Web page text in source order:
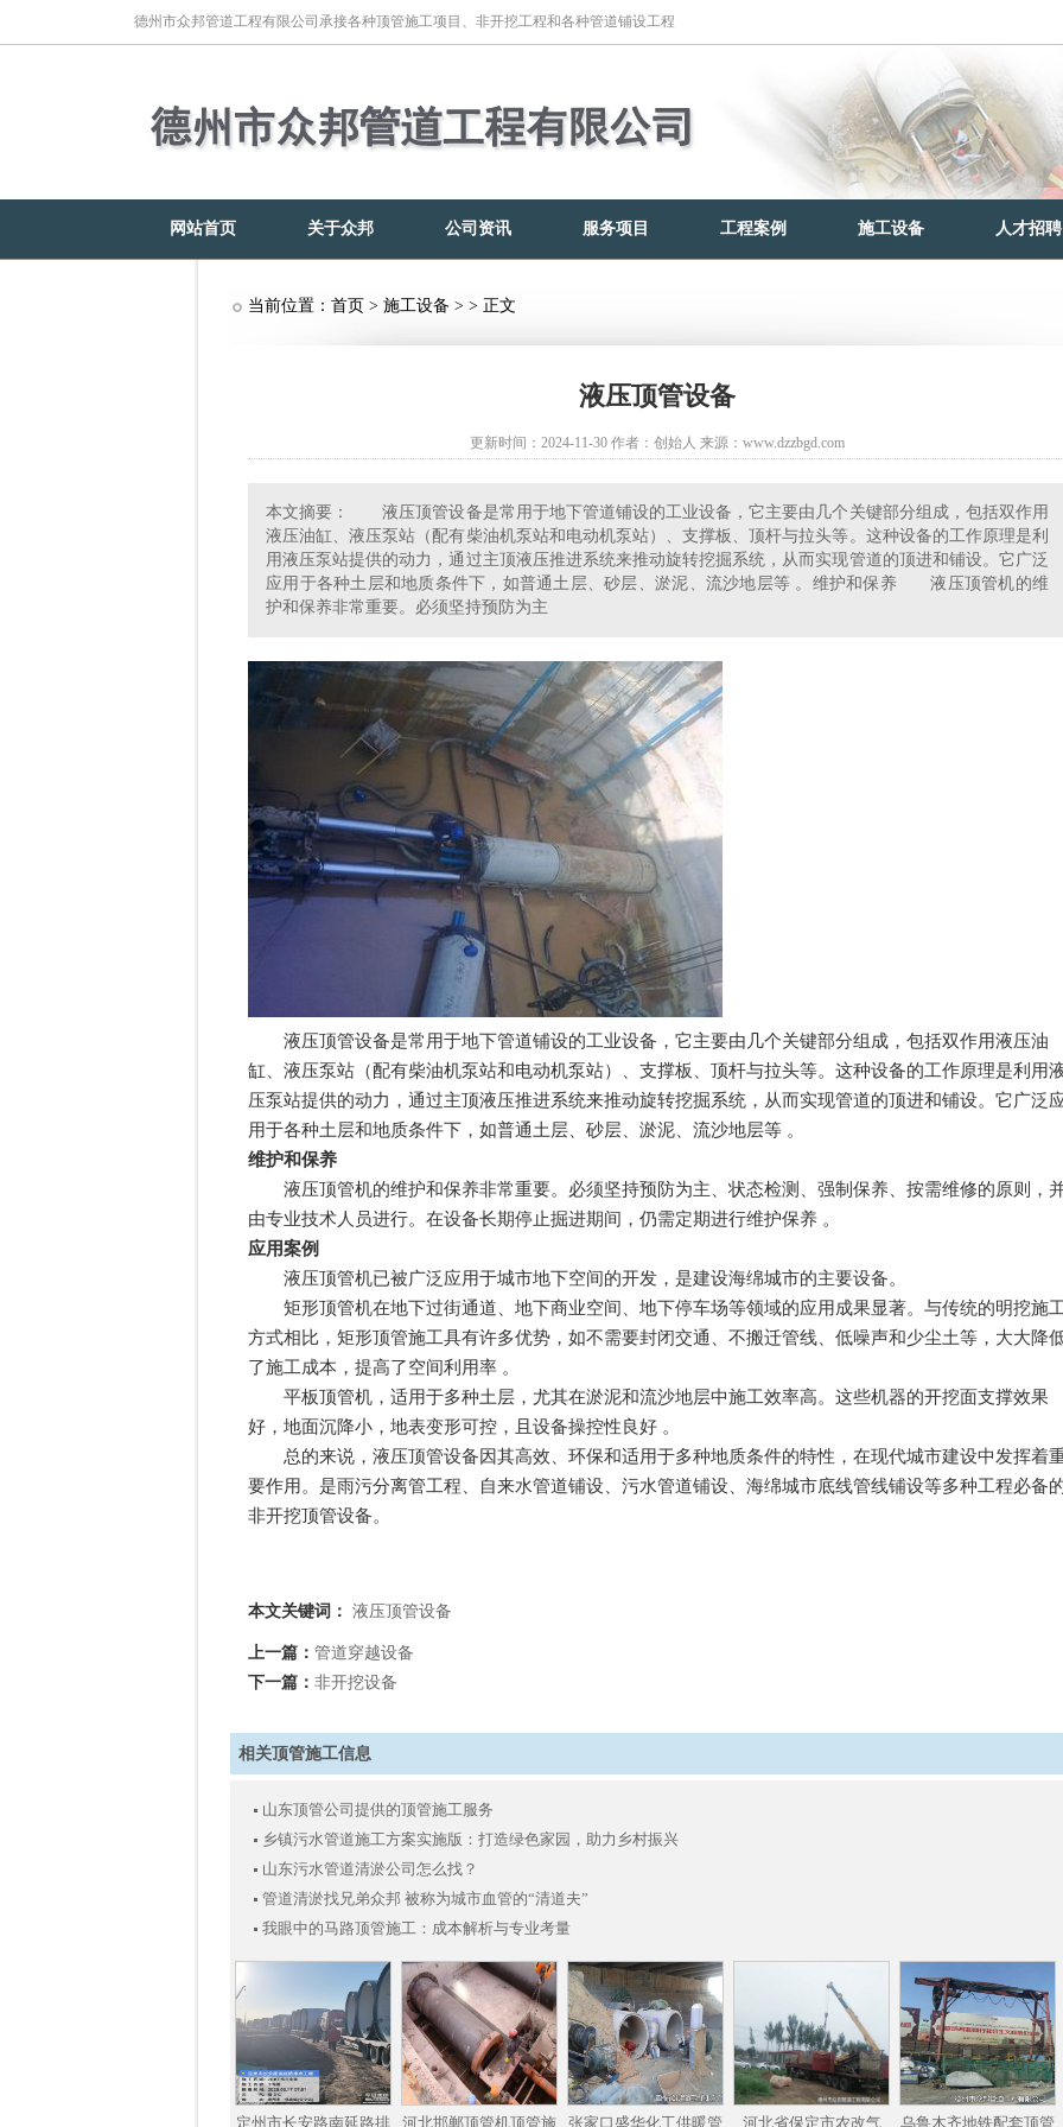
德州市众邦管道工程有限公司承接各种顶管施工项目、非开挖工程和各种管道铺设工程
网站首页 关于众邦 公司资讯 服务项目 工程案例 施工设备 人才招聘
当前位置： 首页 > 施工设备 > > 正文
液压顶管设备
更新时间：2024-11-30 作者：创始人 来源：www.dzzbgd.com
本文摘要： 液压顶管设备是常用于地下管道铺设的工业设备，它主要由几个关键部分组成，包括双作用
液压油缸、液压泵站（配有柴油机泵站和电动机泵站）、支撑板、顶杆与拉头等。这种设备的工作原理是利
用液压泵站提供的动力，通过主顶液压推进系统来推动旋转挖掘系统，从而实现管道的顶进和铺设。它广泛
应用于各种土层和地质条件下，如普通土层、砂层、淤泥、流沙地层等 。维护和保养 液压顶管机的维
护和保养非常重要。必须坚持预防为主
液压顶管设备是常用于地下管道铺设的工业设备，它主要由几个关键部分组成，包括双作用液压油
缸、液压泵站（配有柴油机泵站和电动机泵站）、支撑板、顶杆与拉头等。这种设备的工作原理是利用
压泵站提供的动力，通过主顶液压推进系统来推动旋转挖掘系统，从而实现管道的顶进和铺设。它广泛
用于各种土层和地质条件下，如普通土层、砂层、淤泥、流沙地层等 。
维护和保养
液压顶管机的维护和保养非常重要。必须坚持预防为主、状态检测、强制保养、按需维修的原则，
由专业技术人员进行。在设备长期停止掘进期间，仍需定期进行维护保养 。
应用案例
液压顶管机已被广泛应用于城市地下空间的开发，是建设海绵城市的主要设备。
矩形顶管机在地下过街通道、地下商业空间、地下停车场等领域的应用成果显著。与传统的明挖施
方式相比，矩形顶管施工具有许多优势，如不需要封闭交通、不搬迁管线、低噪声和少尘土等，大大降
了施工成本，提高了空间利用率 。
平板顶管机，适用于多种土层，尤其在淤泥和流沙地层中施工效率高。这些机器的开挖面支撑效果
好，地面沉降小，地表变形可控，且设备操控性良好 。
总的来说，液压顶管设备因其高效、环保和适用于多种地质条件的特性，在现代城市建设中发挥着
要作用。是雨污分离管工程、自来水管道铺设、污水管道铺设、海绵城市底线管线铺设等多种工程必备
非开挖顶管设备。
本文关键词： 液压顶管设备
上一篇： 管道穿越设备
下一篇： 非开挖设备
相关顶管施工信息
山东顶管公司提供的顶管施工服务
乡镇污水管道施工方案实施版：打造绿色家园，助力乡村振兴
山东污水管道清淤公司怎么找？
管道清淤找兄弟众邦 被称为城市血管的“清道夫”
我眼中的马路顶管施工：成本解析与专业考量
定州市长安路南延路排 河北邯郸顶管机顶管施 张家口盛华化工供暖管 河北省保定市农改气 乌鲁木齐地铁配套顶管